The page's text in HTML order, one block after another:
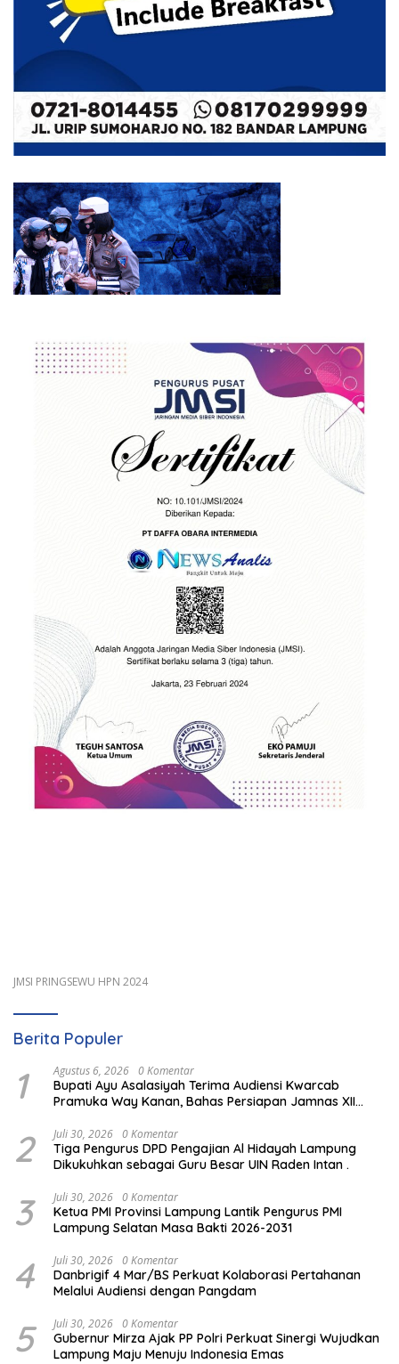
JMSI PRINGSEWU HPN 2024
Berita Populer
1 Agustus 6, 2026 0 Komentar
Bupati Ayu Asalasiyah Terima Audiensi Kwarcab
Pramuka Way Kanan, Bahas Persiapan Jamnas XII
2 Juli 30, 2026 0 Komentar
Tiga Pengurus DPD Pengajian Al Hidayah Lampung
Dikukuhkan sebagai Guru Besar UIN Raden Intan .
3 Juli 30, 2026 0 Komentar
Ketua PMI Provinsi Lampung Lantik Pengurus PMI
Lampung Selatan Masa Bakti 2026-2031
4 Juli 30, 2026 0 Komentar
Danbrigif 4 Mar/BS Perkuat Kolaborasi Pertahanan
Melalui Audiensi dengan Pangdam
5 Juli 30, 2026 0 Komentar
Gubernur Mirza Ajak PP Polri Perkuat Sinergi Wujudkan
Lampung Maju Menuju Indonesia Emas